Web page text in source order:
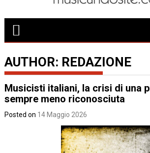
AUTHOR: REDAZIONE
Musicisti italiani, la crisi di una
sempre meno riconosciuta
Posted on 14 Maggio 2026